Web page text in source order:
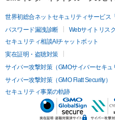
世界初総合ネットセキュリティサービス
パスワード漏洩診断
Webサイトリス
セキュリティ相談AIチャットボット
実在証明・盗聴対策
サイバー攻撃対策（GMOサイバーセキュ
サイバー攻撃対策（GMO Flatt Security）
セキュリティ事業の軌跡